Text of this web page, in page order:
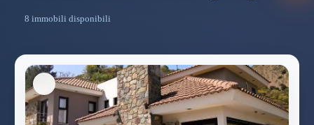
8 immobili disponibili